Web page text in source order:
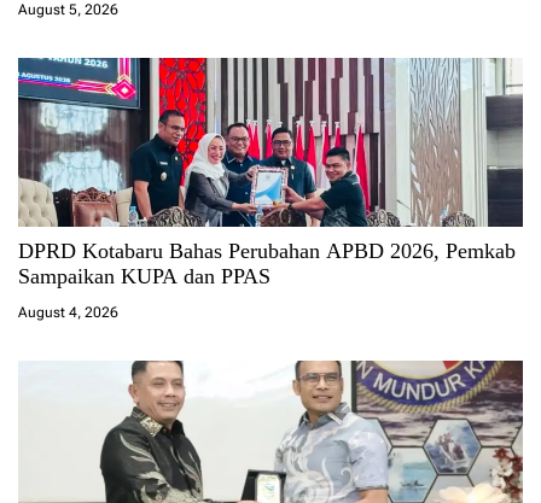
August 5, 2026
DPRD Kotabaru Bahas Perubahan APBD 2026, Pemkab
Sampaikan KUPA dan PPAS
August 4, 2026